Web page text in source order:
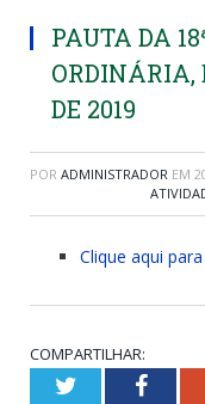
PAUTA DA
ORDINÁRIA,
DE 2019
POR ADMINISTRADOR EM
Clique aqui
COMPARTILHAR:
Twitter